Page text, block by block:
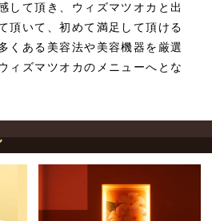
して頂き、ウィズマツオカと出
頂いて、初めて満足して頂ける
くある美容法や美容機器を厳選
ィズマツオカのメニューへとな